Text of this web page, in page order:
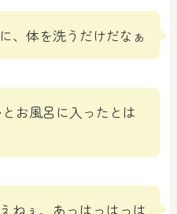
、体を洗うだけだなぁ
お風呂に入ったとは
ねぇ、あっはっはっは